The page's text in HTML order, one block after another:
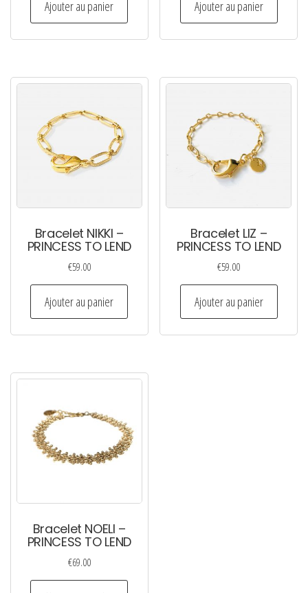
Ajouter au panier Ajouter au panier
Bracelet NIKKI –
PRINCESS TO LEND
€59.00
Ajouter au panier
Bracelet LIZ –
PRINCESS TO LEND
€59.00
Ajouter au panier
Bracelet NOELI –
PRINCESS TO LEND
€69.00